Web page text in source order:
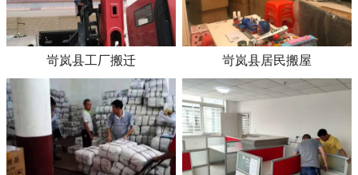
岢岚县工厂搬迁 岢岚县居民搬屋